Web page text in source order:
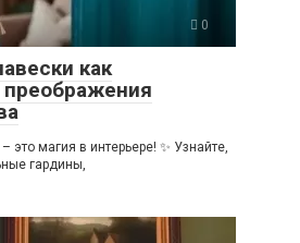
0
как
это магия в интерьере! ✨ Узнайте,
гардины,